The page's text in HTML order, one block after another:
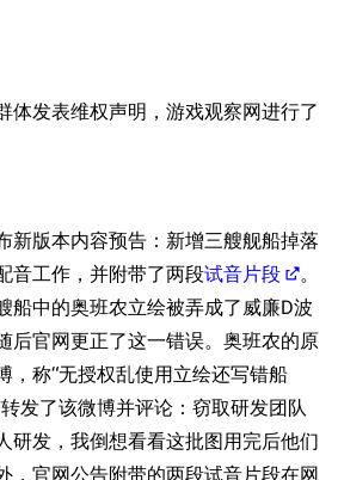
体发表维权声明，游戏观察网进行了
新版本内容预告：新增三艘舰船掉落
音工作，并附带了两段试音片段
。
船中的奥班农立绘被弄成了威廉D波
后官网更正了这一错误。奥班农的原
，称“无授权乱使用立绘还写错船
发了该微博并评论：窃取研发团队
研发，我倒想看看这批图用完后他们
，官网公告附带的两段试音片段在网